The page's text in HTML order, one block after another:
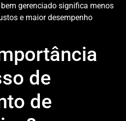
gerenciado significa menos
e maior desempenho
de
de